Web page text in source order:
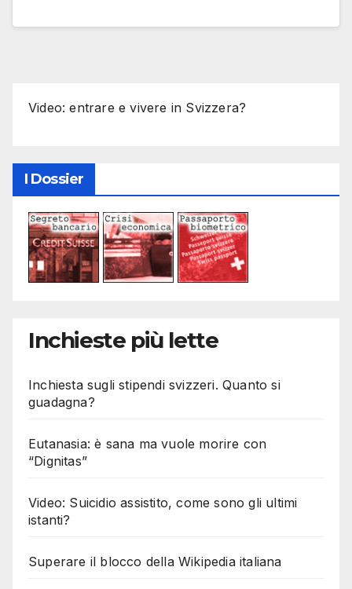
Video: entrare e vivere in Svizzera?
I Dossier
Inchieste più lette
Inchiesta sugli stipendi svizzeri. Quanto si
guadagna?
Eutanasia: è sana ma vuole morire con
“Dignitas”
Video: Suicidio assistito, come sono gli ultimi
istanti?
Superare il blocco della Wikipedia italiana